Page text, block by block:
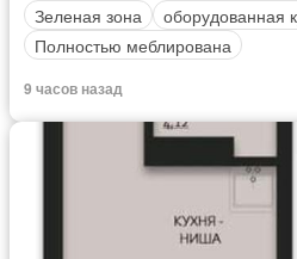
Зеленая зона
оборудованная
Полностью меблирована
9 часов назад